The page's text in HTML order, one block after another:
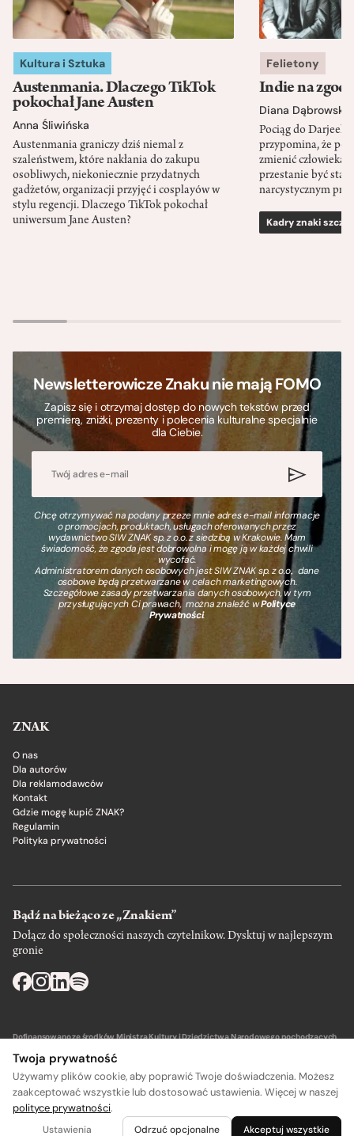
Kultura i Sztuka
Austenmania. Dlaczego TikTok
pokochał Jane Austen
Anna Śliwińska
Austenmania graniczy dziś niemal z
szaleństwem, które nakłania do zakupu
osobliwych, niekoniecznie przydatnych
gadżetów, organizacji przyjęć i cosplayów w
stylu regencji. Dlaczego TikTok pokochał
uniwersum Jane Austen?
Felietony
Indie na
Diana Dąbrowska
Pociąg do
przypomina, że
zmienić człowieka
przestanie być
narcystycznym
Kadry znaki
Newsletterowicze Znaku nie mają FOMO
Zapisz się i otrzymaj dostęp do nowych tekstów przed
premierą, zniżki, prezenty i polecenia kulturalne specjalnie
dla Ciebie.
Chcę otrzymywać na podany przeze mnie adres e-mail informacje
o promocjach, produktach, usługach oferowanych przez
wydawnictwo SIW ZNAK sp. z o.o. z siedzibą w Krakowie. Mam
świadomość, że zgoda jest dobrowolna i mogę ją w każdej chwili
wycofać.
Administratorem danych osobowych jest SIW ZNAK sp. z o.o., dane
osobowe będą przetwarzane w celach marketingowych.
Szczegółowe zasady przetwarzania danych osobowych, w tym
przysługujących Ci prawach, można znaleźć wPolityce
Prywatności.
ZNAK
O nas
Dla autorów
Dla reklamodawców
Kontakt
Gdzie mogę kupić ZNAK?
Regulamin
Polityka prywatności
Bądź na bieżąco ze „Znakiem”
Dołącz do społeczności naszych czytelnikow. Dysktuj w najlepszym
gronie
Dofinansowano ze środków Ministra Kultury i Dziedzictwa Narodowego pochodzących
Wydawca: SIW Znak w Krakowie
Twoja prywatność
Używamy plików cookie, aby poprawić Twoje doświadczenia. Możesz
zaakceptować wszystkie lub dostosować ustawienia. Więcej w naszej
polityce prywatności.
Ustawienia Odrzuć opcjonalne Akceptuj wszystkie